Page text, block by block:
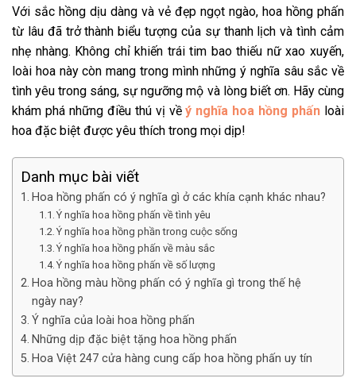
Với sắc hồng dịu dàng và vẻ đẹp ngọt ngào, hoa hồng phấn
từ lâu đã trở thành biểu tượng của sự thanh lịch và tình cảm
nhẹ nhàng. Không chỉ khiến trái tim bao thiếu nữ xao xuyến,
loài hoa này còn mang trong mình những ý nghĩa sâu sắc về
tình yêu trong sáng, sự ngưỡng mộ và lòng biết ơn. Hãy cùng
khám phá những điều thú vị vềý nghĩa hoa hồng phấn loài
hoa đặc biệt được yêu thích trong mọi dịp!
Danh mục bài viết
Hoa hồng phấn có ý nghĩa gì ở các khía cạnh khác nhau?
Ý nghĩa hoa hồng phấn về tình yêu
Ý nghĩa hoa hồng phần trong cuộc sống
Ý nghĩa hoa hồng phấn về màu sắc
Ý nghĩa hoa hồng phấn về số lượng
Hoa hồng màu hồng phấn có ý nghĩa gì trong thế hệ
ngày nay?
Ý nghĩa của loài hoa hồng phấn
Những dịp đặc biệt tặng hoa hồng phấn
Hoa Việt 247 cửa hàng cung cấp hoa hồng phấn uy tín